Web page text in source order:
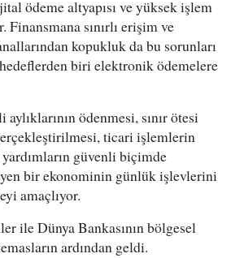
ödeme altyapısı ve yüksek işlem
sınırlı erişim ve
kopukluk da bu sorunları
hedeflerden biri elektronik ödemelere
ödenmesi, sınır ötesi
ticari işlemlerin
yardımların güvenli biçimde
bir ekonominin günlük işlevlerini
amaçlıyor.
ile Dünya Bankasının bölgesel
ardından geldi.